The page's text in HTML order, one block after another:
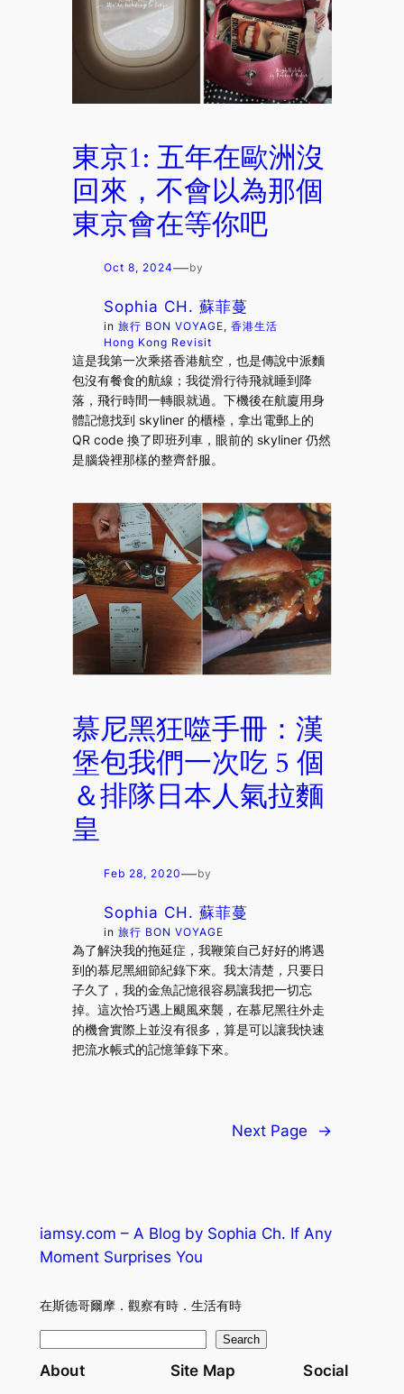
東京1: 五年在歐洲沒
回來，不會以為那個
東京會在等你吧
Oct 8, 2024—by
Sophia CH. 蘇菲蔓
in旅行 BON VOYAGE, 香港生活
Hong Kong Revisit
這是我第一次乘搭香港航空，也是傳說中派麵
包沒有餐食的航線；我從滑行待飛就睡到降
落，飛行時間一轉眼就過。下機後在航廈用身
體記憶找到 skyliner 的櫃檯，拿出電郵上的
QR code 換了即班列車，眼前的 skyliner 仍然
是腦袋裡那樣的整齊舒服。
慕尼黑狂噬手冊：漢
堡包我們一次吃 5 個
＆排隊日本人氣拉麵
皇
Feb 28, 2020—by
Sophia CH. 蘇菲蔓
in旅行 BON VOYAGE
為了解決我的拖延症，我鞭策自己好好的將遇
到的慕尼黑細節紀錄下來。我太清楚，只要日
子久了，我的金魚記憶很容易讓我把一切忘
掉。這次恰巧遇上颶風來襲，在慕尼黑往外走
的機會實際上並沒有很多，算是可以讓我快速
把流水帳式的記憶筆錄下來。
Next Page →
iamsy.com – A Blog by Sophia Ch. If Any
Moment Surprises You
在斯德哥爾摩．觀察有時．生活有時
e
Search
About Site Map Social